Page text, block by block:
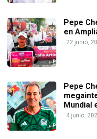
Pepe
en
22 junio,
Pepe
Mundial
4 junio,